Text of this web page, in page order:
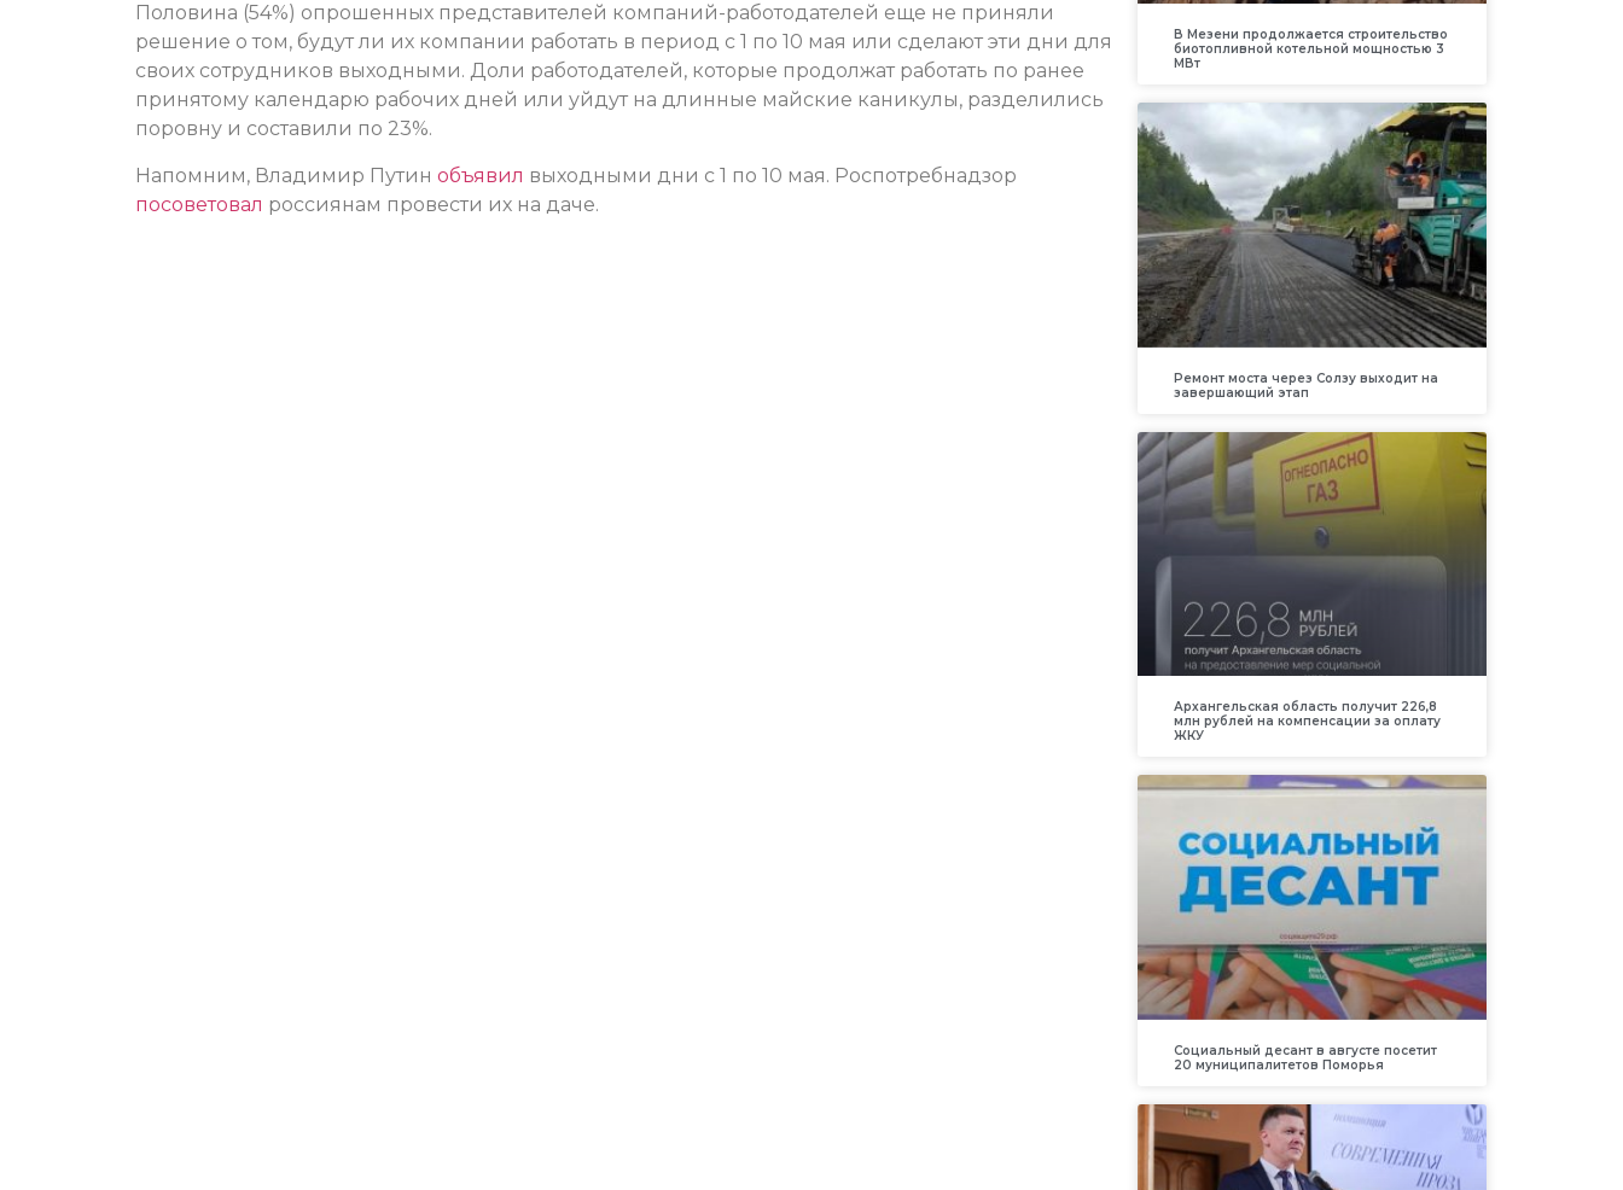
Половина (54%) опрошенных представителей компаний-работодателей еще не приняли
решение о том, будут ли их компании работать в период с 1 по 10 мая или сделают эти дни для
своих сотрудников выходными. Доли работодателей, которые продолжат работать по ранее
принятому календарю рабочих дней или уйдут на длинные майские каникулы, разделились
поровну и составили по 23%.
Напомним, Владимир Путин объявил выходными дни с 1 по 10 мая. Роспотребнадзор
посоветовал россиянам провести их на даче.
В Мезени продолжается строительство
биотопливной котельной мощностью 3
МВт
Ремонт моста через Солзу выходит на
завершающий этап
Архангельская область получит 226,8
млн рублей на компенсации за оплату
ЖКУ
Социальный десант в августе посетит
20 муниципалитетов Поморья